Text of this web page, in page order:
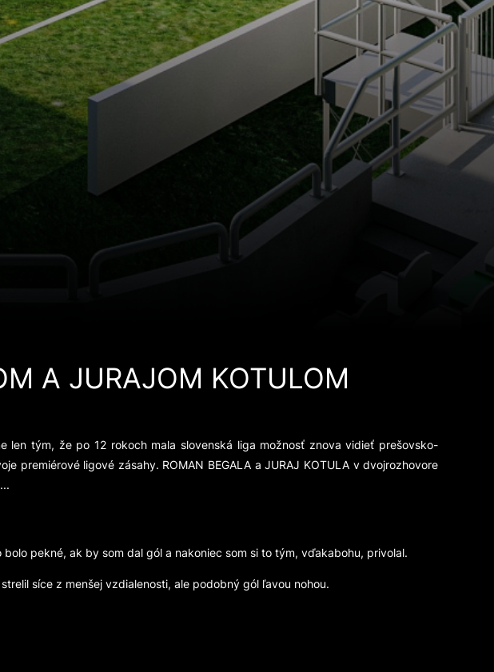
A JURAJOM KOTULOM
tým, že po 12 rokoch mala slovenská liga možnosť znova vidieť prešovsko-
premiérové ligové zásahy. ROMAN BEGALA a JURAJ KOTULA v dvojrozhovore
pekné, ak by som dal gól a nakoniec som si to tým, vďakabohu, privolal.
síce z menšej vzdialenosti, ale podobný gól ľavou nohou.